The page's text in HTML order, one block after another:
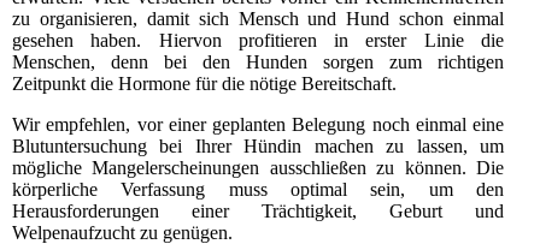
zu organisieren, damit sich Mensch und Hund schon einmal
gesehen haben. Hiervon profitieren in erster Linie die
Menschen, denn bei den Hunden sorgen zum richtigen
Zeitpunkt die Hormone für die nötige Bereitschaft.
Wir empfehlen, vor einer geplanten Belegung noch einmal eine
Blutuntersuchung bei Ihrer Hündin machen zu lassen, um
mögliche Mangelerscheinungen ausschließen zu können. Die
körperliche Verfassung muss optimal sein, um den
Herausforderungen einer Trächtigkeit, Geburt und
Welpenaufzucht zu genügen.